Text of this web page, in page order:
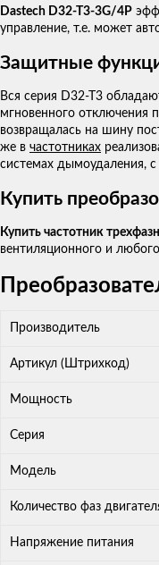
Dastech D32-T3-3G/4P
управление, т.е. может
Защитные
Вся серия D32-T3
мгновенного отключения
возвращалась на шину
же в частотниках
системах дымоудаления,
Купить
Купить частотник
вентиляционного и
Производитель
Артикул (Штрихкод)
Мощность
Серия
Модель
Количество фаз
Напряжение питания